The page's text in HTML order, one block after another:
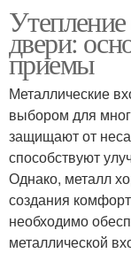
двери:
приемы
Металлические
выбором для
защищают от
способствуют
Однако, металл
создания
необходимо
металлической